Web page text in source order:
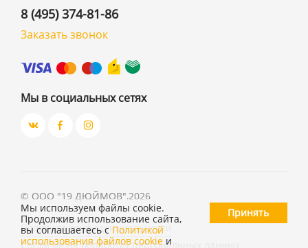
8 (495) 374-81-86
Заказать звонок
Мы в социальных сетях
© ООО "19 ДЮЙМОВ",2026
Политика конфиденциальности
Согласие на обработку персональных данных
Мы используем файлы cookie.
Продолжив использование сайта,
вы соглашаетесь с Политикой
использования файлов cookie и
Принять